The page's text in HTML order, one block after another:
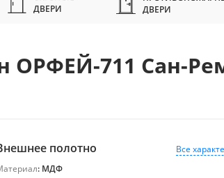
ДВЕРИ
ДВЕРИ
ОРФЕЙ-711 Сан-
Все
полотно
: МДФ